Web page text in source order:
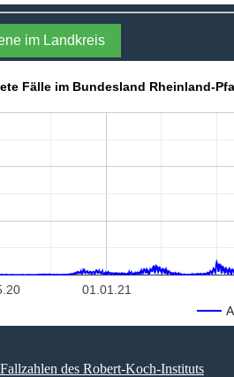
im Landkreis
Fälle im Bundesland Rheinland-
01.01.21
des Robert-Koch-Instituts